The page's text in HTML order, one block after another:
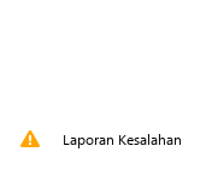
Laporan Kesalahan